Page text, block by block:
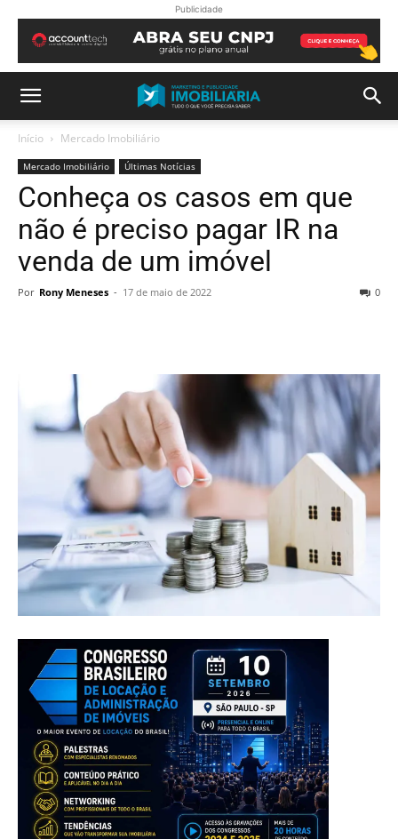
Publicidade
Início Mercado Imobiliário
Mercado Imobiliário Últimas Notícias
Conheça os casos em que
não é preciso pagar IR na
venda de um imóvel
Por Rony Meneses - 17 de maio de 2022 0